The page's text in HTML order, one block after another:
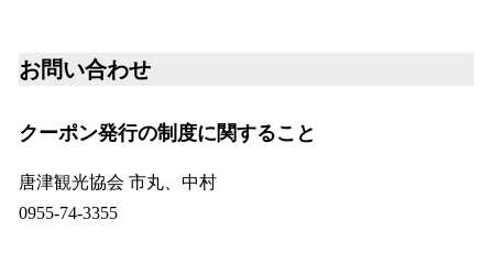
お問い合わせ
クーポン発行の制度に関すること
唐津観光協会 市丸、中村
0955-74-3355